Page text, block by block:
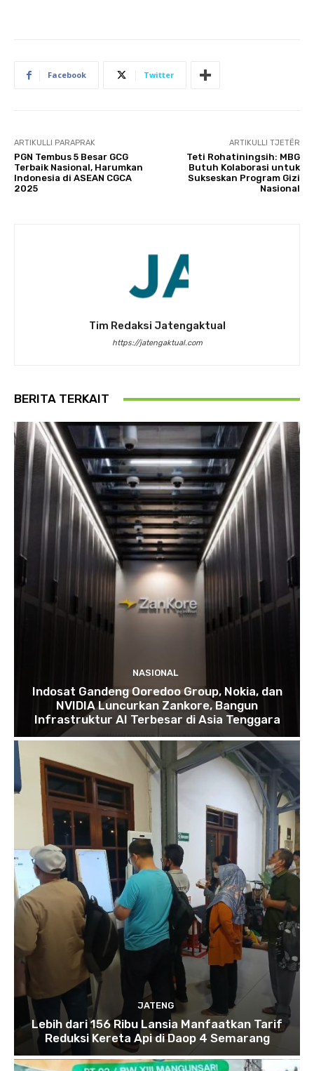
Facebook Twitter
ARTIKULLI PARAPRAK
PGN Tembus 5 Besar GCG
Terbaik Nasional, Harumkan
Indonesia di ASEAN CGCA
2025
ARTIKULLI TJETËR
Teti Rohatiningsih: MBG
Butuh Kolaborasi untuk
Sukseskan Program Gizi
Nasional
Tim Redaksi Jatengaktual
https://jatengaktual.com
BERITA TERKAIT
NASIONAL
Indosat Gandeng Ooredoo Group, Nokia, dan
NVIDIA Luncurkan Zankore, Bangun
Infrastruktur AI Terbesar di Asia Tenggara
JATENG
Lebih dari 156 Ribu Lansia Manfaatkan Tarif
Reduksi Kereta Api di Daop 4 Semarang